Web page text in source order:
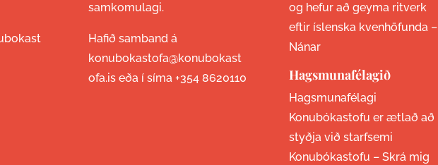
samkomulagi.
Hafið samband á
konubokastofa@konubokast
ofa.is eða í síma +354 8620110
og hefur að geyma ritverk
eftir íslenska kvenhöfunda –
Nánar
Hagsmunafélagið
Hagsmunafélagi
Konubókastofu er ætlað að
styðja við starfsemi
Konubókastofu – Skrá mig